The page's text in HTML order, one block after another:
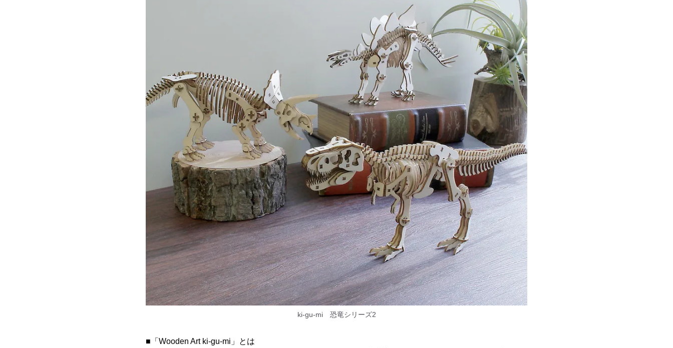
ki-gu-mi 恐竜シリーズ2
■「Wooden Art ki-gu-mi」とは